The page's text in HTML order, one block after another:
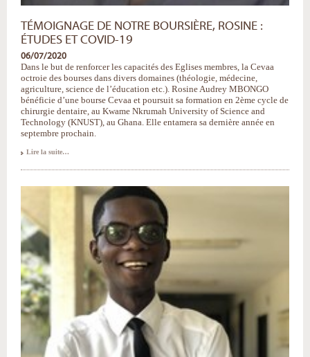
TÉMOIGNAGE DE NOTRE BOURSIÈRE, ROSINE :
ÉTUDES ET COVID-19
06/07/2020
Dans le but de renforcer les capacités des Eglises membres, la Cevaa
octroie des bourses dans divers domaines (théologie, médecine,
agriculture, science de l’éducation etc.). Rosine Audrey MBONGO
bénéficie d’une bourse Cevaa et poursuit sa formation en 2ème cycle de
chirurgie dentaire, au Kwame Nkrumah University of Science and
Technology (KNUST), au Ghana. Elle entamera sa dernière année en
septembre prochain.
Témoignage
19
-
Lire la suite…